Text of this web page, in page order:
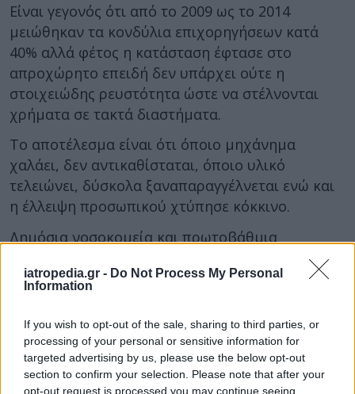
iatropedia.gr - Do Not Process My Personal
Information
If you wish to opt-out of the sale, sharing to third parties, or
processing of your personal or sensitive information for
targeted advertising by us, please use the below opt-out
section to confirm your selection. Please note that after your
opt-out request is processed you may continue seeing
Είναι γεγονός ότι από το 2009 ως το 2014
μειώθηκαν τα κονδύλια επιχορηγήσεων κατά
40% αλλά φέτος η κατάσταση έφτασε στο
απροχώρητο επειδή δεν υπάρχει ούτε η
στοιχειώδης ρευστότητα ώστε να στέλνονται
χρήματα σε τακτά διαστήματα.
Το αποτέλεσμα είναι ότι όποιο μηχάνημα
χαλάει, δεν αντικαθίσταται, όποιο υλικό
τελειώνει, δύσκολα ξαναπαραγγέλνεται ενώ και
η έλλειψη προσωπικού χτύπησε κόκκινο.
Δημόσια νοσοκομεία και πρωτοβάθμια
φροντίδα εκπέμπουν ήδη το ΣΟΣ και η ηγεσία
του υπουργείου Υγείας πρέπει να βρει τρόπους
ΔΙΑΒΑΣΤΕ ΕΠΙΣΗΣ:
Στο ναδίρ η χρηματοδότηση των Δημοσίων
Νοσοκομείων! Πόσο έπεσε η δαπάνη στο ΕΣΥ το